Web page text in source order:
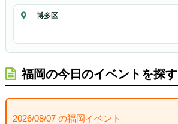
博多区
福岡の今日のイベントを探す
2026/08/07 の福岡イベント